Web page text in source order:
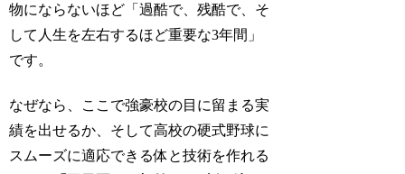
物にならないほど「過酷で、残酷で、そ
して人生を左右するほど重要な3年間」
です。
なぜなら、ここで強豪校の目に留まる実
績を出せるか、そして高校の硬式野球に
スムーズに適応できる体と技術を作れる